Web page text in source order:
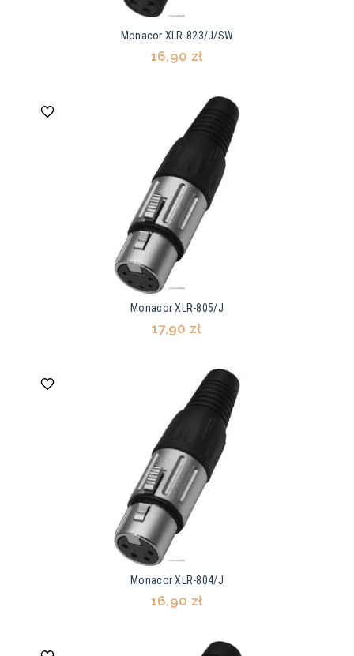
Monacor XLR-823/J/SW
16,90 zł
Monacor XLR-805/J
17,90 zł
Monacor XLR-804/J
16,90 zł